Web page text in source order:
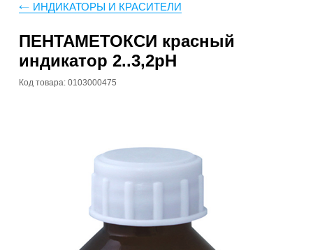
ИНДИКАТОРЫ И КРАСИТЕЛИ
ПЕНТАМЕТОКСИ красный
индикатор 2..3,2pH
Код товара: 0103000475